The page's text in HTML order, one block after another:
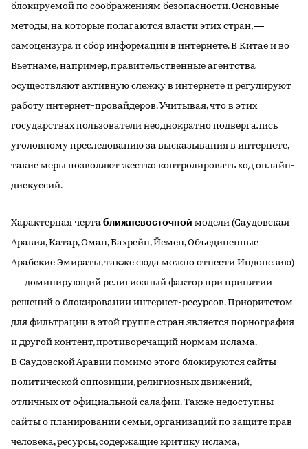
блокируемой по соображениям безопасности. Основные
методы, на которые полагаются власти этих стран, —
самоцензура и сбор информации в интернете. В Китае и во
Вьетнаме, например, правительственные агентства
осуществляют активную слежку в интернете и регулируют
работу интернет-провайдеров. Учитывая, что в этих
государствах пользователи неоднократно подвергались
уголовному преследованию за высказывания в интернете,
такие меры позволяют жестко контролировать ход онлайн-
дискуссий.
Характерная черта ближневосточной модели (Саудовская
Аравия, Катар, Оман, Бахрейн, Йемен, Объединенные
Арабские Эмираты, также сюда можно отнести Индонезию)
— доминирующий религиозный фактор при принятии
решений о блокировании интернет-ресурсов. Приоритетом
для фильтрации в этой группе стран является порнография
и другой контент, противоречащий нормам ислама.
В Саудовской Аравии помимо этого блокируются сайты
политической оппозиции, религиозных движений,
отличных от официальной салафии. Также недоступны
сайты о планировании семьи, организаций по защите прав
человека, ресурсы, содержащие критику ислама,